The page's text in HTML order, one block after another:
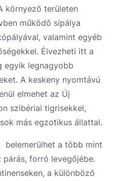
környező területen
működő sípálya
valamint egyéb
Élvezheti itt a
egyik legnagyobb
A keskeny nyomtávú
elmehet az Új
szibériai tigrisekkel,
más egzotikus állattal.
belemerülhet a több mint
párás, forró levegőjébe.
a különböző